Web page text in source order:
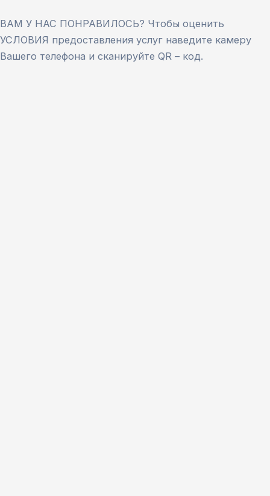
ВАМ У НАС ПОНРАВИЛОСЬ? Чтобы оценить
УСЛОВИЯ предоставления услуг наведите камеру
Вашего телефона и сканируйте QR – код.